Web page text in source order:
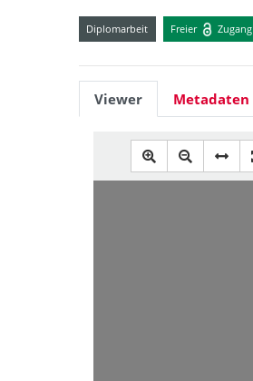
Diplomarbeit Freier Zugang
Viewer Metadaten